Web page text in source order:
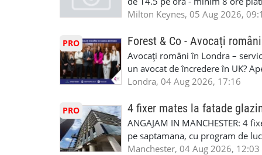
la Amazon. Munca este usoara,
SAPTAMANALA Contact: +44
interesati
Milton Keynes, 05 Aug 2026,
PRO Forest & Co - Avocați
Avocați români în Londra –
un avocat de încredere în UK?
Solicitors, indiferent că ai nevoie
familiei (divorț, custodie, partaj)
Servicii pentru companii: •
• Imigrație pentru afaceri și
soluționarea disputelor 💡 De ce
Londra, 04 Aug 2026, 17:16
PRO 4 fixer mates la fatade
ANGAJAM IN MANCHESTER:
pe saptamana, cu program de
in perioada urmatoare. Cerinte:
Manchester, 04 Aug 2026, 12:03